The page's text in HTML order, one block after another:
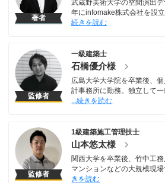
著者
武蔵野美術大学の空間演出
年にinfomake株式会社を設
監修者
一級建築士
石橋優介様
広島大学大学院を卒業後、
計事務所に勤務。独立して
監修者
1級建築施工管理技士
山本悠太様
関西大学を卒業後、竹中工
マンションなどの大規模現